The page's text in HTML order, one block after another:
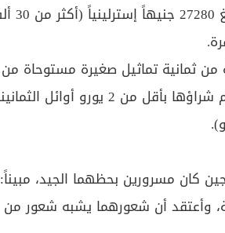
في
.
من ثمانية تماثيل صغيرة مستوحاة
ذي جيداي"، والتي تم شراؤها بأقل من
.
كان مسرورين بحظهما الجيد،
وأعتقد أن شعورهما يشبه شعور من